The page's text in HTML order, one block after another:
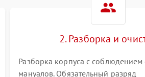
2. Разборка и
Разборка корпуса с
мануалов. Обязательный разряд